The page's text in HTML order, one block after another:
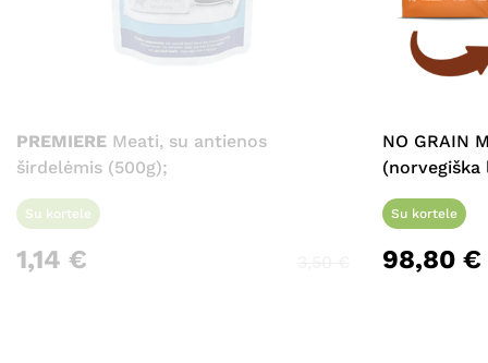
PREMIERE Meati, su antienos
širdelėmis (500g);
Su kortele
1,14 €
NO GRAIN
(norvegiška
Su kortele
98,80 €